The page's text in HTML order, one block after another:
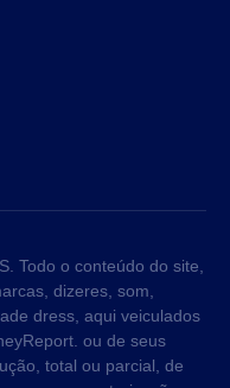
Todo o conteúdo do site,
dizeres, som,
dress, aqui veiculados
ou de seus
total ou parcial, de